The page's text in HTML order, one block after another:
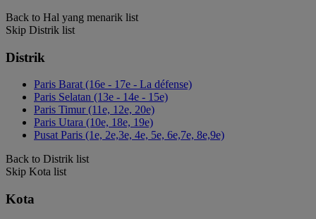
Back to Hal yang menarik list
Skip Distrik list
Distrik
Paris Barat (16e - 17e - La défense)
Paris Selatan (13e - 14e - 15e)
Paris Timur (11e, 12e, 20e)
Paris Utara (10e, 18e, 19e)
Pusat Paris (1e, 2e,3e, 4e, 5e, 6e,7e, 8e,9e)
Back to Distrik list
Skip Kota list
Kota